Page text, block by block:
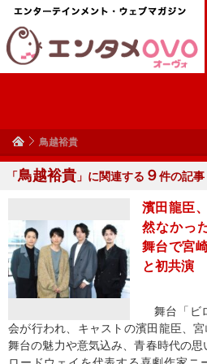
鳥越裕貴
「鳥越裕貴 」に関連する ９件の記事
濱田龍臣
然なかっ
舞台で宮
と初共演
舞台「ビ
会が行われ、キャストの濱田龍臣、
舞台の魅力や意気込み、青春時代の